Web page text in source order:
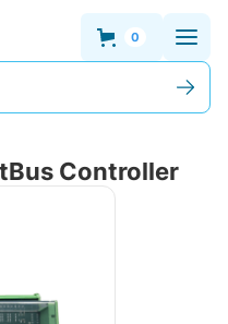
0
Controller